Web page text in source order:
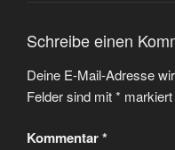
Schreibe einen
Deine E-Mail-Adresse
Felder sind mit* markiert
Kommentar*